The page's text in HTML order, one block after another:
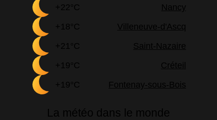
+22°C
Nancy
+18°C
Villeneuve-d'Ascq
+21°C
Saint-Nazaire
+19°C
Créteil
+19°C
Fontenay-sous-Bois
La météo dans le monde